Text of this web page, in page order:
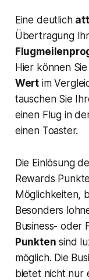
Eine deutlich
Übertragung
Hier können
Wert im
tauschen Sie
einen Flug in
einen Toaster.
Die Einlösung
Rewards
Möglichkeiten,
Besonders
Business- oder
Punkten sind
möglich. Die
bietet nicht nur